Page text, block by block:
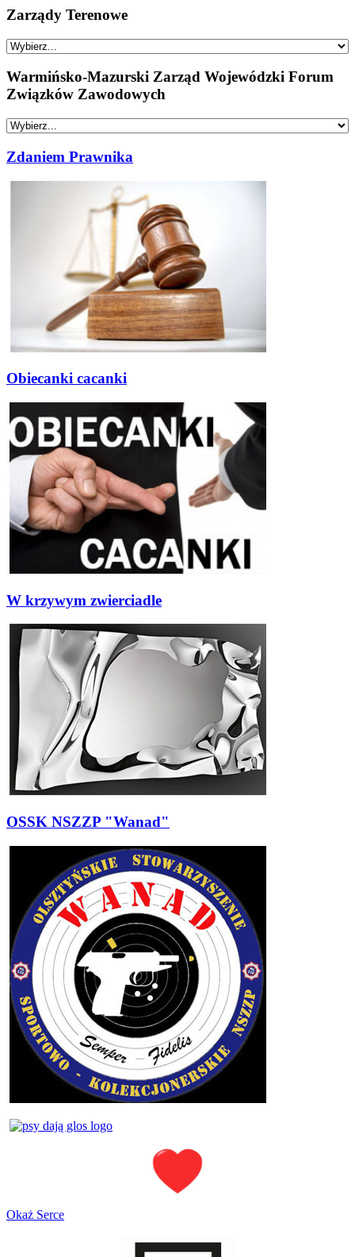
Zarządy Terenowe
Warmińsko-Mazurski Zarząd Wojewódzki Forum
Związków Zawodowych
Zdaniem Prawnika
Obiecanki cacanki
W krzywym zwierciadle
OSSK NSZZP "Wanad"
Okaż Serce